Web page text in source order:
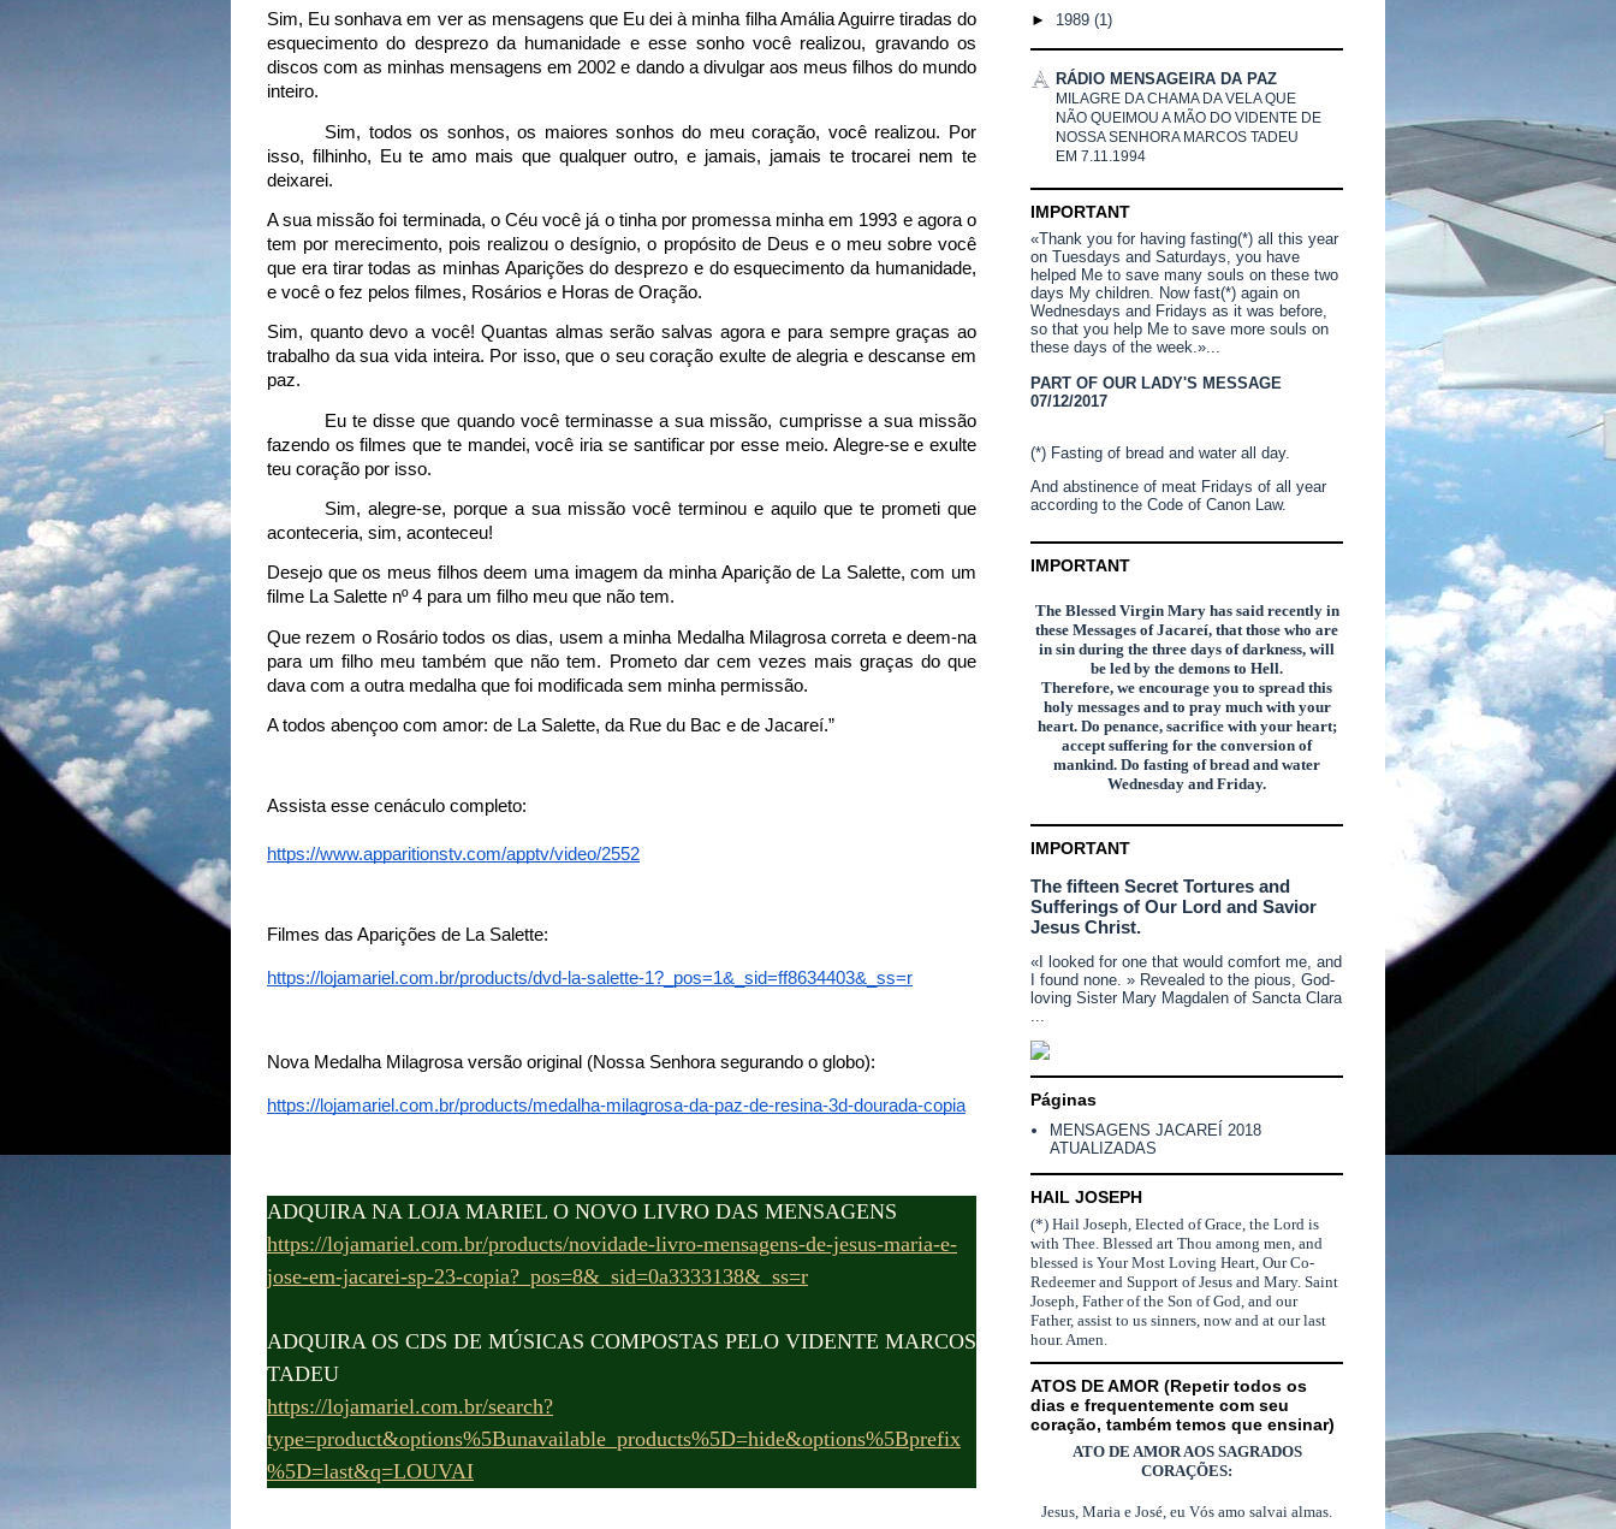
Sim, Eu sonhava em ver as mensagens que Eu dei à minha filha Amália Aguirre tiradas do
esquecimento do desprezo da humanidade e esse sonho você realizou, gravando os
discos com as minhas mensagens em 2002 e dando a divulgar aos meus filhos do mundo
inteiro.
Sim, todos os sonhos, os maiores sonhos do meu coração, você realizou. Por
isso, filhinho, Eu te amo mais que qualquer outro, e jamais, jamais te trocarei nem te
deixarei.
A sua missão foi terminada, o Céu você já o tinha por promessa minha em 1993 e agora o
tem por merecimento, pois realizou o desígnio, o propósito de Deus e o meu sobre você
que era tirar todas as minhas Aparições do desprezo e do esquecimento da humanidade,
e você o fez pelos filmes, Rosários e Horas de Oração.
Sim, quanto devo a você! Quantas almas serão salvas agora e para sempre graças ao
trabalho da sua vida inteira. Por isso, que o seu coração exulte de alegria e descanse em
paz.
Eu te disse que quando você terminasse a sua missão, cumprisse a sua missão
fazendo os filmes que te mandei, você iria se santificar por esse meio. Alegre-se e exulte
teu coração por isso.
Sim, alegre-se, porque a sua missão você terminou e aquilo que te prometi que
aconteceria, sim, aconteceu!
Desejo que os meus filhos deem uma imagem da minha Aparição de La Salette, com um
filme La Salette nº 4 para um filho meu que não tem.
Que rezem o Rosário todos os dias, usem a minha Medalha Milagrosa correta e deem-na
para um filho meu também que não tem. Prometo dar cem vezes mais graças do que
dava com a outra medalha que foi modificada sem minha permissão.
A todos abençoo com amor: de La Salette, da Rue du Bac e de Jacareí.”
Assista esse cenáculo completo:
https://www.apparitionstv.com/apptv/video/2552
Filmes das Aparições de La Salette:
https://lojamariel.com.br/products/dvd-la-salette-1?_pos=1&_sid=ff8634403&_ss=r
Nova Medalha Milagrosa versão original (Nossa Senhora segurando o globo):
https://lojamariel.com.br/products/medalha-milagrosa-da-paz-de-resina-3d-dourada-copia
ADQUIRA NA LOJA MARIEL O NOVO LIVRO DAS MENSAGENS
https://lojamariel.com.br/products/novidade-livro-mensagens-de-jesus-maria-e-
jose-em-jacarei-sp-23-copia?_pos=8&_sid=0a3333138&_ss=r
ADQUIRA OS CDS DE MÚSICAS COMPOSTAS PELO VIDENTE MARCOS
TADEU
https://lojamariel.com.br/search?
type=product&options%5Bunavailable_products%5D=hide&options%5Bprefix
%5D=last&q=LOUVAI
► 1989 (1)
RÁDIO MENSAGEIRA DA PAZ
MILAGRE DA CHAMA DA VELA QUE
NÃO QUEIMOU A MÃO DO VIDENTE DE
NOSSA SENHORA MARCOS TADEU
EM 7.11.1994
IMPORTANT
«Thank you for having fasting(*) all this year
on Tuesdays and Saturdays, you have
helped Me to save many souls on these two
days My children. Now fast(*) again on
Wednesdays and Fridays as it was before,
so that you help Me to save more souls on
these days of the week.»...
PART OF OUR LADY'S MESSAGE
07/12/2017
(*) Fasting of bread and water all day.
And abstinence of meat Fridays of all year
according to the Code of Canon Law.
IMPORTANT
The Blessed Virgin Mary has said recently in
these Messages of Jacareí, that those who are
in sin during the three days of darkness, will
be led by the demons to Hell.
Therefore, we encourage you to spread this
holy messages and to pray much with your
heart. Do penance, sacrifice with your heart;
accept suffering for the conversion of
mankind. Do fasting of bread and water
Wednesday and Friday.
IMPORTANT
The fifteen Secret Tortures and
Sufferings of Our Lord and Savior
Jesus Christ.
«I looked for one that would comfort me, and
I found none. » Revealed to the pious, God-
loving Sister Mary Magdalen of Sancta Clara
Páginas
MENSAGENS JACAREÍ 2018
ATUALIZADAS
HAIL JOSEPH
(*) Hail Joseph, Elected of Grace, the Lord is
with Thee. Blessed art Thou among men, and
blessed is Your Most Loving Heart, Our Co-
Redeemer and Support of Jesus and Mary. Saint
Joseph, Father of the Son of God, and our
Father, assist to us sinners, now and at our last
hour. Amen.
ATOS DE AMOR (Repetir todos os
dias e frequentemente com seu
coração, também temos que ensinar)
ATO DE AMOR AOS SAGRADOS
CORAÇÕES:
Jesus, Maria e José, eu Vós amo salvai almas.